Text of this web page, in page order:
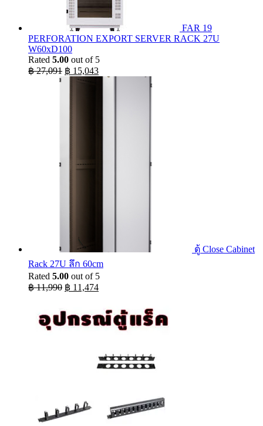
FAR 19
PERFORATION EXPORT SERVER RACK 27U
W60xD100
Rated 5.00 out of 5
฿27,091 Original
price
฿ 15,043Current
price
ตู้ Close Cabinet
Rack 27U ลึก 60cm
Rated 5.00 out of 5
฿11,990 Original
฿ 11,990.
฿ 11,474Current
฿ 11,474.